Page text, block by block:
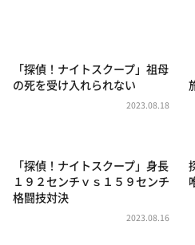
「探偵！ナイトスクープ」祖母
の死を受け入れられない
2023.08.18
「探偵！ナイトスクープ」身長
１９２センチｖｓ１５９センチ
格闘技対決
2023.08.16